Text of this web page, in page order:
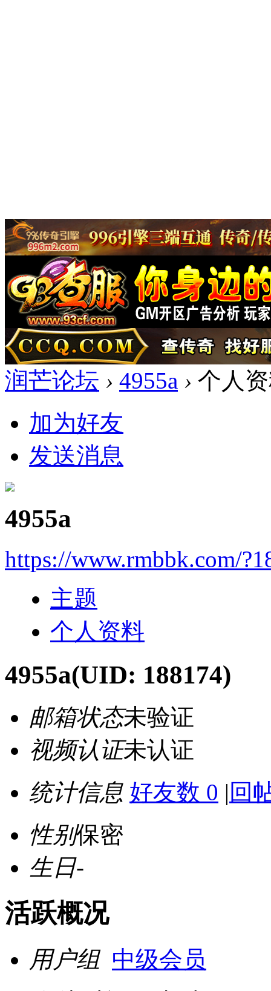
润芒论坛 › 4955a › 个人
加为好友
发送消息
4955a
https://www.rmbbk.com/
主题
个人资料
4955a(UID: 188174)
邮箱状态未验证
视频认证未认证
统计信息 好友数 0 | 回
性别保密
生日-
活跃概况
用户组 中级会员